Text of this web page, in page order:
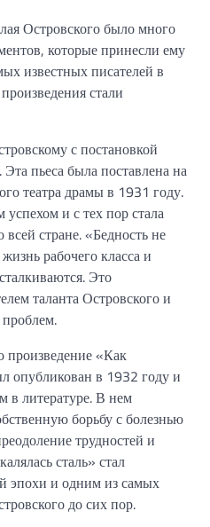
Островского было много
которые принесли ему
известных писателей в
стали
с постановкой
пьеса была поставлена на
театра драмы в 1931 году.
и с тех пор стала
стране. «Бедность не
рабочего класса и
Это
таланта Островского и
«Как
опубликован в 1932 году и
в литературе. В нем
борьбу с болезнью
трудностей и
сталь» стал
эпохи и одним из самых
до сих пор.